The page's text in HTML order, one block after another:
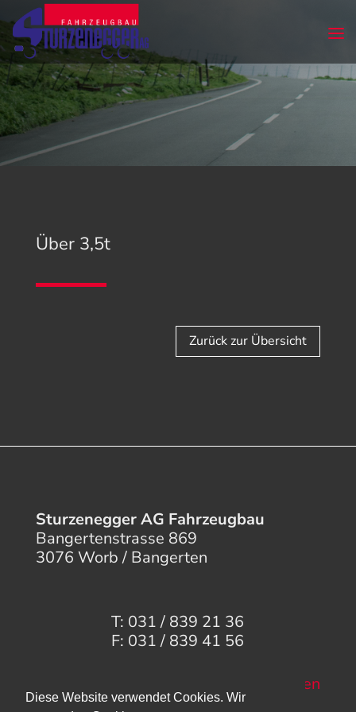
Über 3,5t
Zurück zur Übersicht
Sturzenegger AG Fahrzeugbau
Bangertenstrasse 869
3076 Worb / Bangerten
T: 031 / 839 21 36
F: 031 / 839 41 56
Mail senden
Diese Website verwendet Cookies. Wir